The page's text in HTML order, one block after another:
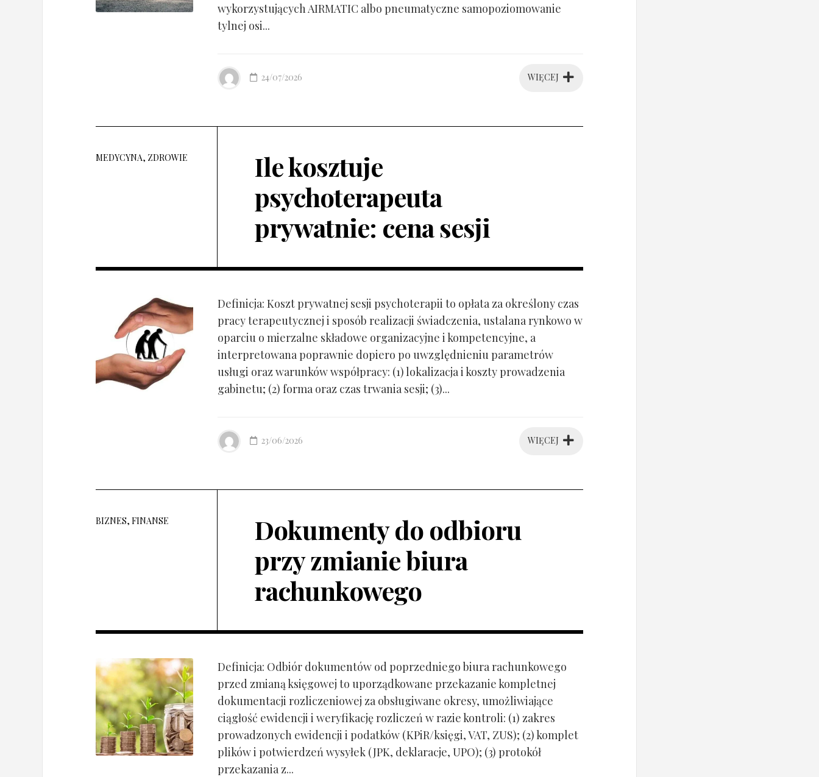
wykorzystujących AIRMATIC albo pneumatyczne samopoziomowanie
tylnej osi...
WIĘCEJ
24/07/2026
MEDYCYNA, ZDROWIE
Ile kosztuje
psychoterapeuta
prywatnie: cena sesji
Definicja: Koszt prywatnej sesji psychoterapii to opłata za określony czas
pracy terapeutycznej i sposób realizacji świadczenia, ustalana rynkowo w
oparciu o mierzalne składowe organizacyjne i kompetencyjne, a
interpretowana poprawnie dopiero po uwzględnieniu parametrów
usługi oraz warunków współpracy: (1) lokalizacja i koszty prowadzenia
gabinetu; (2) forma oraz czas trwania sesji; (3)...
WIĘCEJ
23/06/2026
BIZNES, FINANSE
Dokumenty do odbioru
przy zmianie biura
rachunkowego
Definicja: Odbiór dokumentów od poprzedniego biura rachunkowego
przed zmianą księgowej to uporządkowane przekazanie kompletnej
dokumentacji rozliczeniowej za obsługiwane okresy, umożliwiające
ciągłość ewidencji i weryfikację rozliczeń w razie kontroli: (1) zakres
prowadzonych ewidencji i podatków (KPiR/księgi, VAT, ZUS); (2) komplet
plików i potwierdzeń wysyłek (JPK, deklaracje, UPO); (3) protokół
przekazania z...